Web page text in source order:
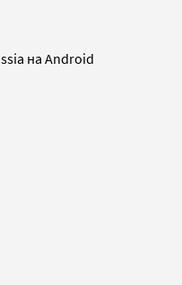
на Android